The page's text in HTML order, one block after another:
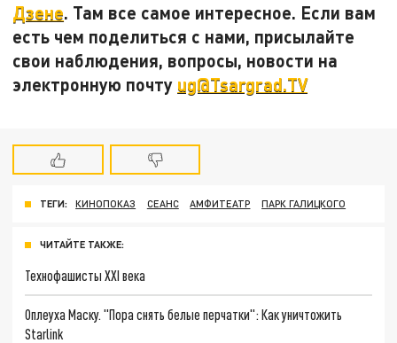
Дзене. Там все самое интересное. Если вам
есть чем поделиться с нами, присылайте
свои наблюдения, вопросы, новости на
электронную почту ug@Tsargrad.TV
ТЕГИ: КИНОПОКАЗ СЕАНС АМФИТЕАТР ПАРК ГАЛИЦКОГО
ЧИТАЙТЕ ТАКЖЕ:
Технофашисты XXI века
Оплеуха Маску. "Пора снять белые перчатки": Как уничтожить
Starlink